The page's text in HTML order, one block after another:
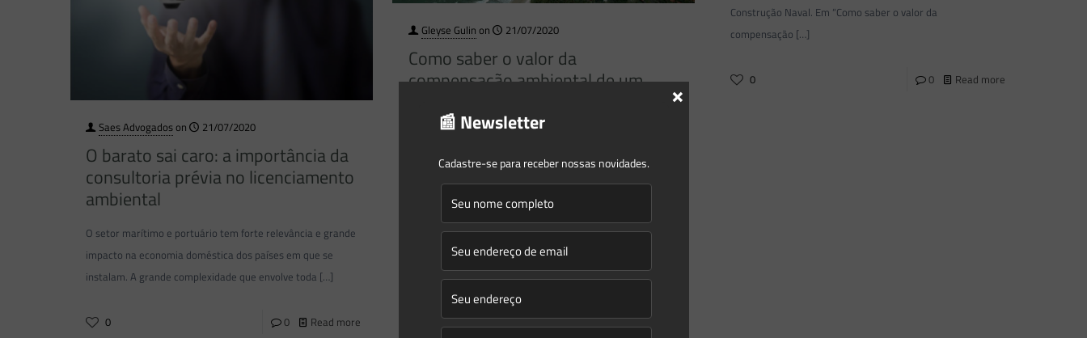
Saes Advogadoson 21/07/2020
O barato sai caro: a importância da
consultoria prévia no licenciamento
ambiental
O setor marítimo e portuário tem forte relevância e grande
impacto na economia doméstica dos países em que se
instalam. A grande complexidade que envolve toda […]
0 0 Read more
Gleyse Gulin on 21/07/2020
Como saber o valor da
compensação ambiental de um
Unidades de Conservação (Lei n. 9.885/2000) geralmente é
objeto de debates. Os portos e terminais portuários,
considerados[…]
Construção Naval. Em “Como saber o valor da
compensação […]
0 0 Read more
📰 Newsletter
Cadastre-se para receber nossas novidades.
×